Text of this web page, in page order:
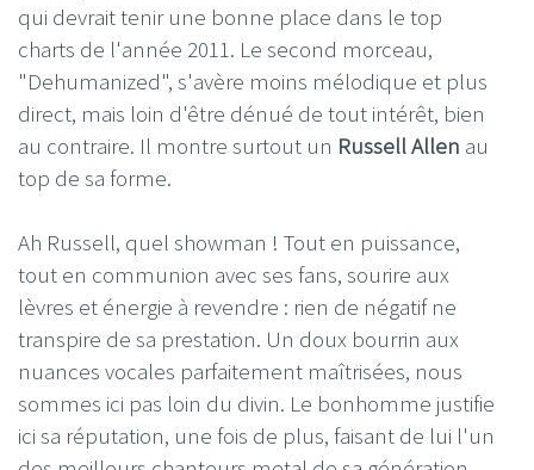
qui devrait tenir une bonne place dans le top
charts de l'année 2011. Le second morceau,
"Dehumanized", s'avère moins mélodique et plus
direct, mais loin d'être dénué de tout intérêt, bien
au contraire. Il montre surtout un Russell Allen au
top de sa forme.
Ah Russell, quel showman ! Tout en puissance,
tout en communion avec ses fans, sourire aux
lèvres et énergie à revendre : rien de négatif ne
transpire de sa prestation. Un doux bourrin aux
nuances vocales parfaitement maîtrisées, nous
sommes ici pas loin du divin. Le bonhomme justifie
ici sa réputation, une fois de plus, faisant de lui l'un